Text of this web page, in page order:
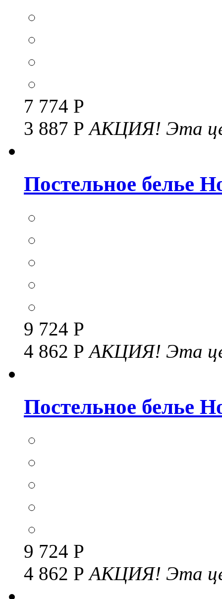
7 774 Р
3 887 РАКЦИЯ! Эта
Постельное белье
9 724 Р
4 862 РАКЦИЯ! Эта
Постельное белье
9 724 Р
4 862 РАКЦИЯ! Эта